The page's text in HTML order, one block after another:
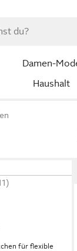
Damen-
Haushalt
für flexible